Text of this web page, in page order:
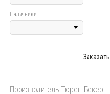
Наличники
Заказать
Производитель:Тюрен Бекер